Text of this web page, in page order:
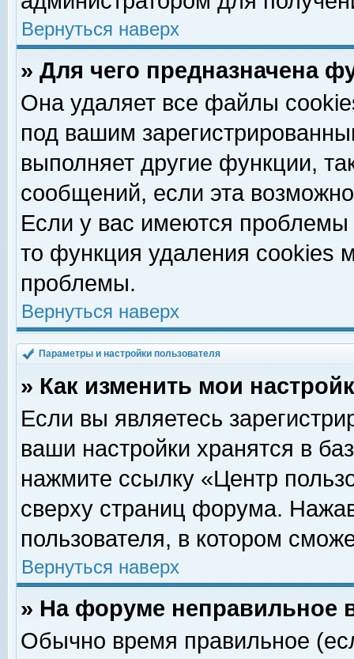
Вернуться наверх
» Для чего предназначена
Она удаляет все файлы
под вашим
выполняет другие функции,
сообщений, если эта
Если у вас имеются
то функция удаления cookies
проблемы.
Вернуться наверх
Параметры и настройки пользователя
» Как изменить мои
Если вы являетесь
ваши настройки хранятся в
нажмите ссылку «Центр
сверху страниц форума.
пользователя, в котором
Вернуться наверх
» На форуме неправильное
Обычно время правильное